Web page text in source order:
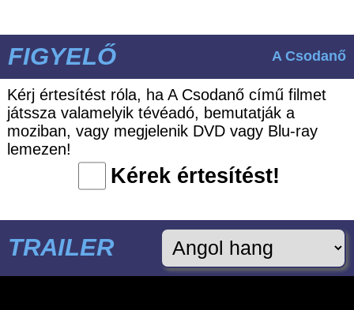
FIGYELŐ A Csodanő
Kérj értesítést róla, ha A Csodanő című filmet
játssza valamelyik tévéadó, bemutatják a
moziban, vagy megjelenik DVD vagy Blu-ray
lemezen!
Kérek értesítést!
TRAILER